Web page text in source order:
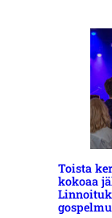
Toista
kokoaa